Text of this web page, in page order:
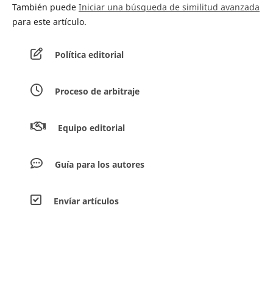
También puede Iniciar una búsqueda de similitud avanzada
para este artículo.
Política editorial
Proceso de arbitraje
Equipo editorial
Guía para los autores
Envíar artículos